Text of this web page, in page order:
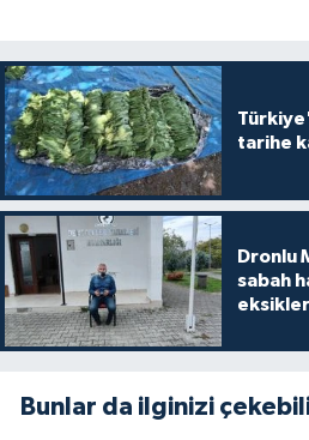
tarihe
Dronlu
sabah
Bunlar da ilginizi